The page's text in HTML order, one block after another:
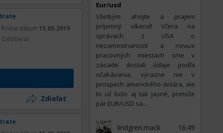
Pridať dátum 15.05.2019
Odoberať
Zdieľať
Eur/usd
Všetkým ahojte a prajem
príjemný víkend! Včera na
správach z USA o
nezamestnanosti a novых
pracovných miestach sme v
zásade dostali údaje podľa
očakávania, výrazne nie v
prospech amerického dolára, ale
to už bolo aj tak jasné, pretože
pár EUR/USD sa...
lindgren.mack 16:49